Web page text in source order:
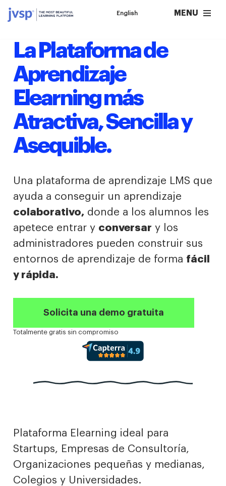
contenido
English MENU
La Plataforma de
Aprendizaje
Elearning más
Atractiva, Sencilla y
Asequible.
Una plataforma de aprendizaje LMS que
ayuda a conseguir un aprendizaje
colaborativo, donde a los alumnos les
apetece entrar y conversar y los
administradores pueden construir sus
entornos de aprendizaje de forma fácil
y rápida.
Solicita una demo gratuita
Totalmente gratis sin compromiso
Plataforma Elearning ideal para
Startups, Empresas de Consultoría,
Organizaciones pequeñas y medianas,
Colegios y Universidades.